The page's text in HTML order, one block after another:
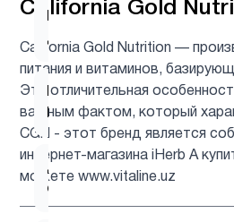
California Gold
California Gold Nutrition —
питания и витаминов,
Эта отличительная
важным фактом, который
CGN - этот бренд является
интернет-магазина iHerb А
можете www.vitaline.uz
Витамин
д3
Гинкго
Билоба
Детская
омега 3
1